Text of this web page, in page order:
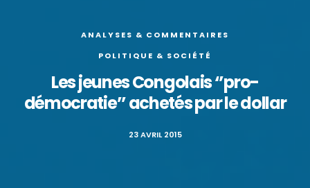
ANALYSES & COMMENTAIRES
POLITIQUE & SOCIÉTÉ
Les jeunes Congolais ‘’pro-
démocratie’’ achetés par le dollar
23 AVRIL 2015